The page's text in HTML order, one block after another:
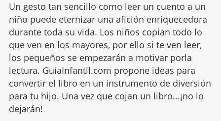
Un gesto tan sencillo como leer un cuento a un
niño puede eternizar una afición enriquecedora
durante toda su vida. Los niños copian todo lo
que ven en los mayores, por ello si te ven leer,
los pequeños se empezarán a motivar porla
lectura. GuíaInfantil.com propone ideas para
convertir el libro en un instrumento de diversión
para tu hijo. Una vez que cojan un libro...¡no lo
dejarán!